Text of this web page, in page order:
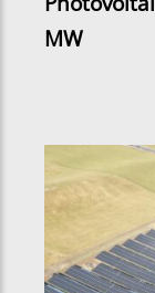
MW